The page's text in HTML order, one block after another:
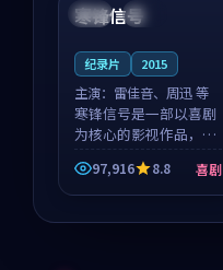
中国 杜比
寒锋信号
纪录片 2015
主演： 雷佳音、周迅 等
寒锋信号是一部以喜剧
为核心的影视作品，围
绕危机、反转与人物成
长展开，整体节奏紧
凑，值得推荐观看。
97,916 8.8 喜剧